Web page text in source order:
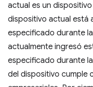
actual es un
dispositivo actual está
especificado durante
actualmente ingresó
especificado durante
del dispositivo cumple